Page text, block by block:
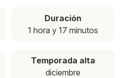
Duración
1 hora y 17 minutos
Temporada alta
diciembre